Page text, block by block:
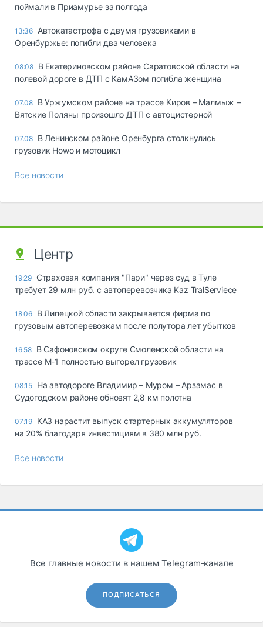
поймали в Приамурье за полгода
13:36 Автокатастрофа с двумя грузовиками в
Оренбуржье: погибли два человека
08:08 В Екатериновском районе Саратовской области на
полевой дороге в ДТП с КамАЗом погибла женщина
07.08 В Уржумском районе на трассе Киров – Малмыж –
Вятские Поляны произошло ДТП с автоцистерной
07.08 В Ленинском районе Оренбурга столкнулись
грузовик Howo и мотоцикл
Все новости
Центр
19:29 Страховая компания "Пари" через суд в Туле
требует 29 млн руб. с автоперевозчика Kaz TralServiece
18:06 В Липецкой области закрывается фирма по
грузовым автоперевозкам после полутора лет убытков
16:58 В Сафоновском округе Смоленской области на
трассе М-1 полностью выгорел грузовик
08:15 На автодороге Владимир – Муром – Арзамас в
Судогодском районе обновят 2,8 км полотна
07:19 КАЗ нарастит выпуск стартерных аккумуляторов
на 20% благодаря инвестициям в 380 млн руб.
Все новости
Все главные новости в нашем Telegram‑канале
ПОДПИСАТЬСЯ